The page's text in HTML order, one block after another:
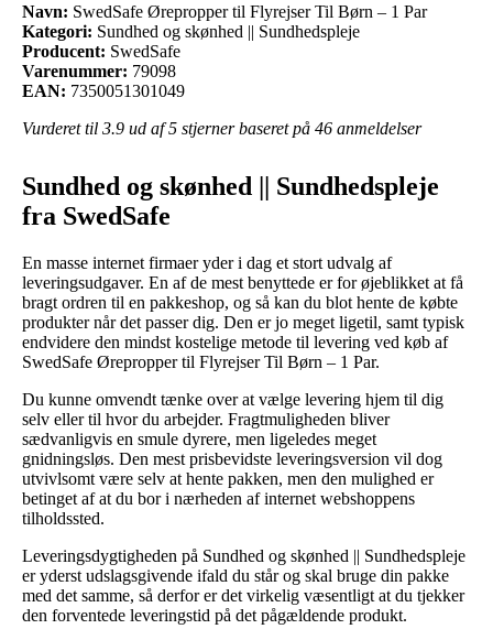
Navn: SwedSafe Ørepropper til Flyrejser Til Børn – 1 Par
Kategori: Sundhed og skønhed || Sundhedspleje
Producent: SwedSafe
Varenummer: 79098
EAN: 7350051301049
Vurderet til 3.9 ud af 5 stjerner baseret på 46 anmeldelser
Sundhed og skønhed || Sundhedspleje
fra SwedSafe
En masse internet firmaer yder i dag et stort udvalg af
leveringsudgaver. En af de mest benyttede er for øjeblikket at få
bragt ordren til en pakkeshop, og så kan du blot hente de købte
produkter når det passer dig. Den er jo meget ligetil, samt typisk
endvidere den mindst kostelige metode til levering ved køb af
SwedSafe Ørepropper til Flyrejser Til Børn – 1 Par.
Du kunne omvendt tænke over at vælge levering hjem til dig
selv eller til hvor du arbejder. Fragtmuligheden bliver
sædvanligvis en smule dyrere, men ligeledes meget
gnidningsløs. Den mest prisbevidste leveringsversion vil dog
utvivlsomt være selv at hente pakken, men den mulighed er
betinget af at du bor i nærheden af internet webshoppens
tilholdssted.
Leveringsdygtigheden på Sundhed og skønhed || Sundhedspleje
er yderst udslagsgivende ifald du står og skal bruge din pakke
med det samme, så derfor er det virkelig væsentligt at du tjekker
den forventede leveringstid på det pågældende produkt.